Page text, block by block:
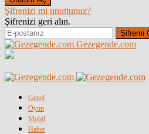
Şifrenizi mi unuttunuz?
Şifrenizi geri alın.
Gezegende.com
Genel
Oyun
Mobil
Haber